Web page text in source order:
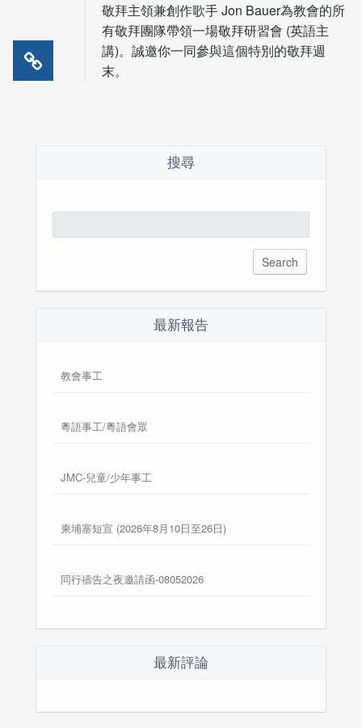
敬拜主領兼創作歌手 Jon Bauer為教會的所
有敬拜團隊帶領一場敬拜研習會 (英語主
講)。誠邀你一同參與這個特別的敬拜週
末。
搜尋
for:
最新報告
教會事工
粵語事工/粵語會眾
JMC-兒童/少年事工
柬埔寨短宣 (2026年8月10日至26日)
同行禱告之夜邀請函-08052026
最新評論